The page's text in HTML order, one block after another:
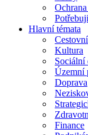
Hlavní témata
Kultura
Sociální
Územní
Doprava
Finance